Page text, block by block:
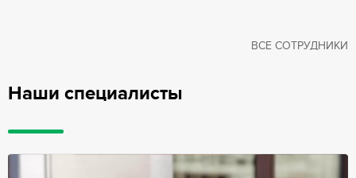
Наши специалисты
ВСЕ СОТРУДНИКИ